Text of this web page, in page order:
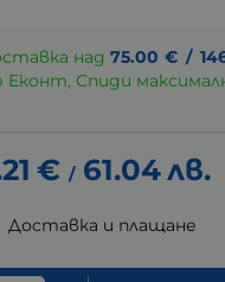
над 75.00 € /
Еконт, Спиди
€ / 61.04лв.
Доставка и плащане